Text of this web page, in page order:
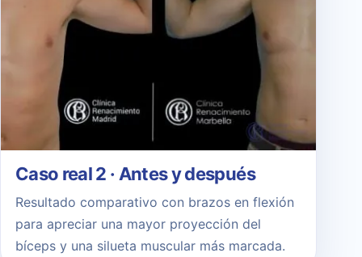
Caso real 2 · Antes y después
Resultado comparativo con brazos en flexión
para apreciar una mayor proyección del
bíceps y una silueta muscular más marcada.